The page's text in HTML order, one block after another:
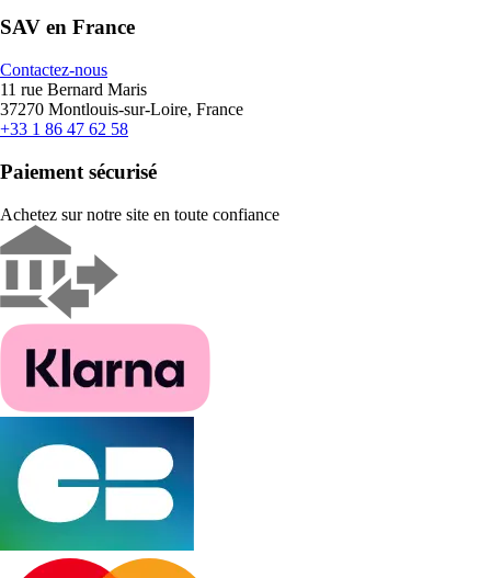
SAV en France
Contactez-nous
11 rue Bernard Maris
37270 Montlouis-sur-Loire, France
+33 1 86 47 62 58
Paiement sécurisé
Achetez sur notre site en toute confiance